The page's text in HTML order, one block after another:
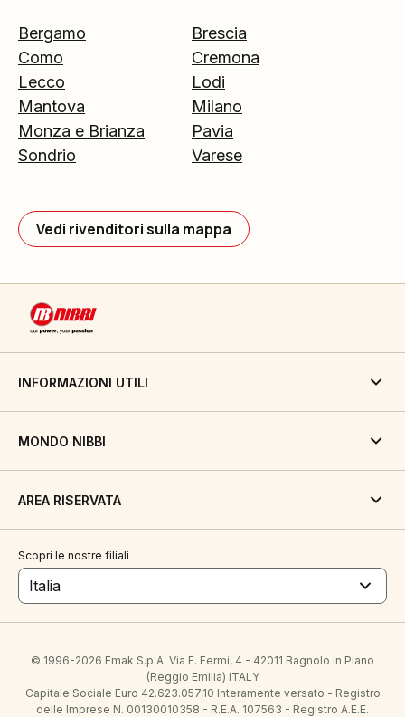
Bergamo
Brescia
Como
Cremona
Lecco
Lodi
Mantova
Milano
Monza e Brianza
Pavia
Sondrio
Varese
Vedi rivenditori sulla mappa
INFORMAZIONI UTILI
MONDO NIBBI
AREA RISERVATA
Scopri le nostre filiali
Italia
© 1996-2026 Emak S.p.A. Via E. Fermi, 4 - 42011 Bagnolo in Piano
(Reggio Emilia) ITALY
Capitale Sociale Euro 42.623.057,10 Interamente versato - Registro
delle Imprese N. 00130010358 - R.E.A. 107563 - Registro A.E.E.